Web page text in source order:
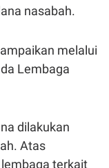
nasabah.
melalui
Lembaga
dilakukan
Atas
terkait